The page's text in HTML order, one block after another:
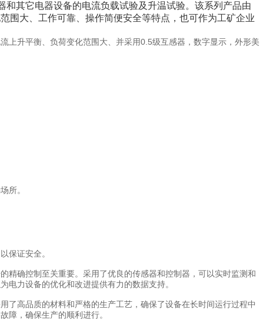
和其它电器设备的电流负载试验及升温试验。该系列产品由
围大、工作可靠、操作简便安全等特点，也可作为工矿企业
上升平衡、负荷变化范围大、并采用0.5级互感器，数字显示，外形美
所。
保证安全。
精确控制至关重要。采用了优良的传感器和控制器，可以实时监测和
电力设备的优化和改进提供有力的数据支持。
了高品质的材料和严格的生产工艺，确保了设备在长时间运行过程中
障，确保生产的顺利进行。